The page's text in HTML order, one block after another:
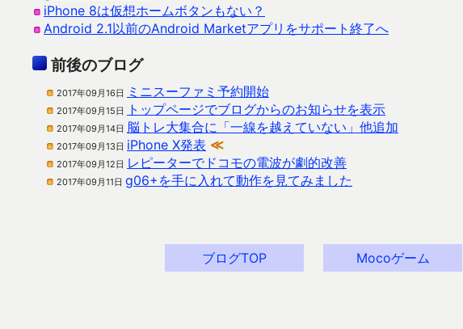
iPhone 8は仮想ホームボタンもない？
Android 2.1以前のAndroid Marketアプリをサポート終了へ
前後のブログ
2017年09月16日 ミニスーファミ予約開始
2017年09月15日 トップページでブログからのお知らせを表示
2017年09月14日 脳トレ大集合に「一線を越えていない」他追加
2017年09月13日 iPhone X発表 ≪
2017年09月12日 レピーターでドコモの電波が劇的改善
2017年09月11日 g06+を手に入れて動作を見てみました
ブログTOP Mocoゲーム